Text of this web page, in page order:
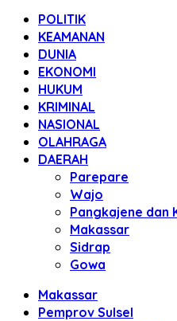
POLITIK
KEAMANAN
DUNIA
EKONOMI
HUKUM
KRIMINAL
NASIONAL
OLAHRAGA
DAERAH
Parepare
Wajo
Pangkajene dan
Makassar
Sidrap
Gowa
Makassar
Pemprov Sulsel